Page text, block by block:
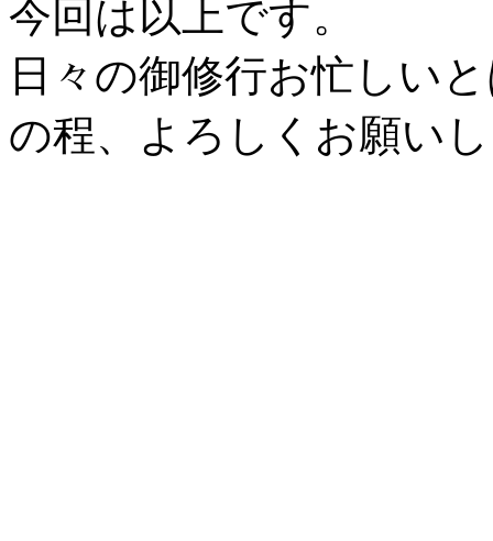
今回は以上です。
日々の御修行お忙しい
の程、よろしくお願い